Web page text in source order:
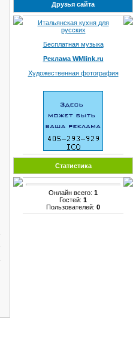
Друзья сайта
Итальянская кухня для
русских
Бесплатная музыка
Реклама WMlink.ru
Художественная фотография
Статистика
Онлайн всего: 1
Гостей: 1
Пользователей: 0